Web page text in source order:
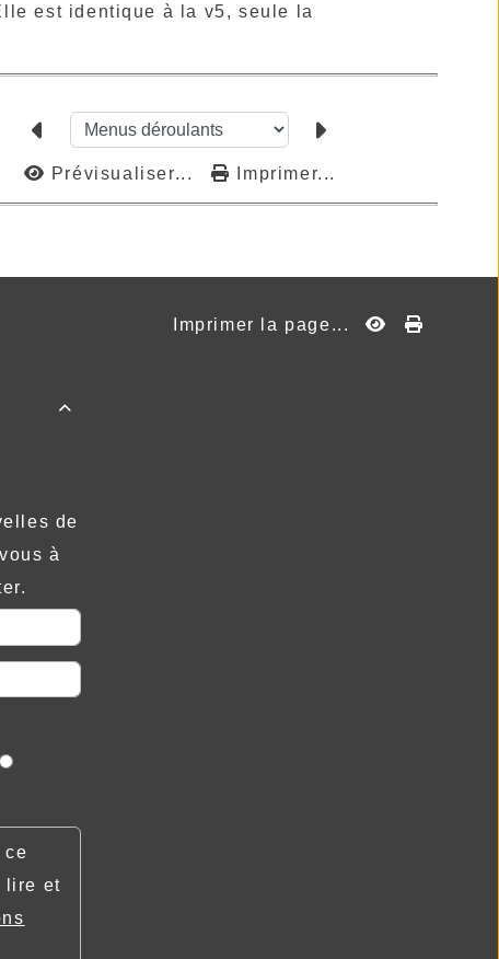
est identique à la v5, seule la
Prévisualiser... Imprimer...
Imprimer la page...

de
à
ce
lire et